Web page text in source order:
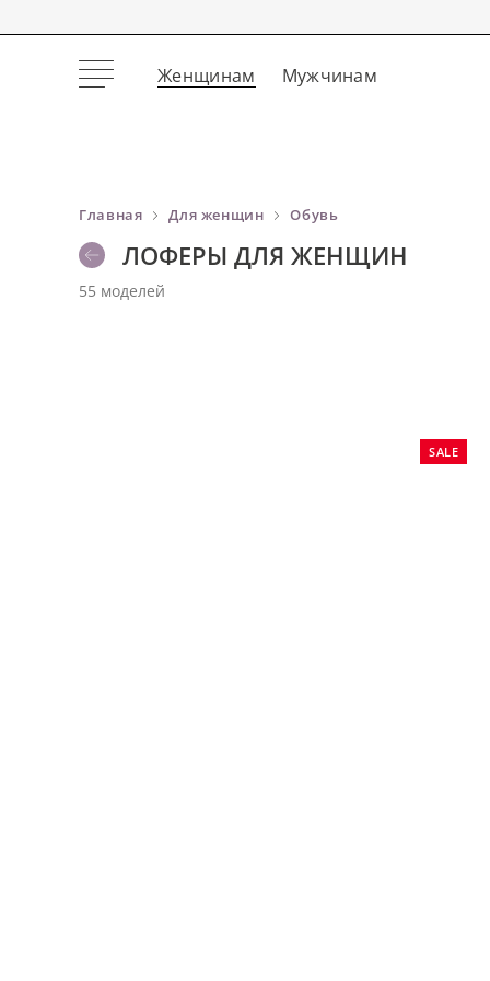
Женщинам Мужчинам
Главная Для женщин Обувь
ЛОФЕРЫ ДЛЯ ЖЕНЩИН
55 моделей
SALE